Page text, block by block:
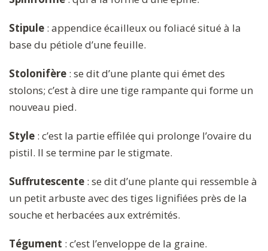
Stipule : appendice écailleux ou foliacé situé à la
base du pétiole d’une feuille.
Stolonifère : se dit d’une plante qui émet des
stolons; c’est à dire une tige rampante qui forme un
nouveau pied.
Style : c’est la partie effilée qui prolonge l’ovaire du
pistil. Il se termine par le stigmate.
Suffrutescente : se dit d’une plante qui ressemble à
un petit arbuste avec des tiges lignifiées près de la
souche et herbacées aux extrémités.
Tégument : c’est l’enveloppe de la graine.